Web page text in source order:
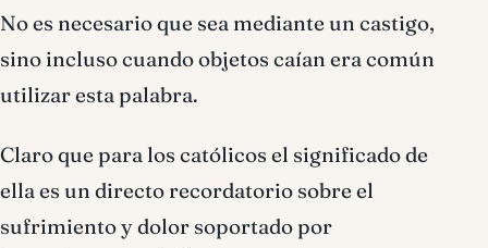
No es necesario que sea mediante un castigo,
sino incluso cuando objetos caían era común
utilizar esta palabra.
Claro que para los católicos el significado de
ella es un directo recordatorio sobre el
sufrimiento y dolor soportado por